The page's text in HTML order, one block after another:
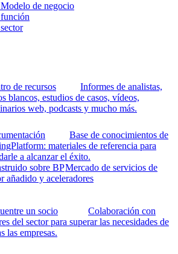
de negocio
de recursos
Informes de analistas,
blancos, estudios de casos, vídeos,
web, podcasts y mucho más.
Base de conocimientos de
materiales de referencia para
a alcanzar el éxito.
sobre BPMercado de servicios de
añadido y aceleradores
un socio
Colaboración con
del sector para superar las necesidades de
las empresas.